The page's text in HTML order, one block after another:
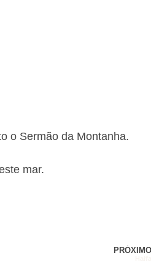
o Sermão da Montanha.
mar.
PRÓXIMO